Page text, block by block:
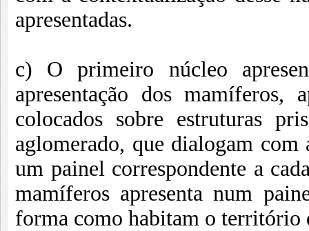
apresentadas.
c) O primeiro núcleo
apresentação dos mamíferos,
colocados sobre estruturas
aglomerado, que dialogam com
um painel correspondente a
mamíferos apresenta num
forma como habitam o